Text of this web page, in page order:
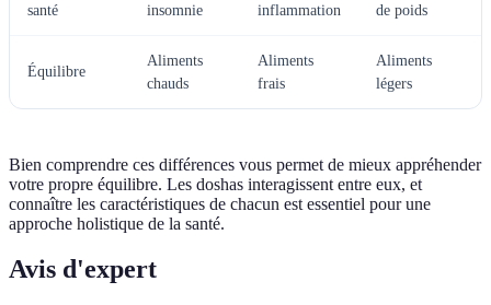
santé
insomnie
inflammation
de poids
Équilibre
Aliments
chauds
Aliments
frais
Aliments
légers
Bien comprendre ces différences vous permet de mieux appréhender
votre propre équilibre. Les doshas interagissent entre eux, et
connaître les caractéristiques de chacun est essentiel pour une
approche holistique de la santé.
Avis d'expert